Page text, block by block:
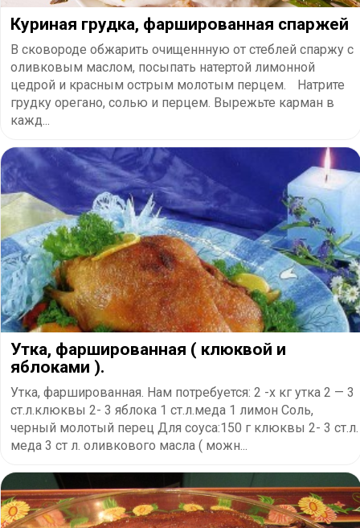
Куриная грудка, фаршированная спаржей
В сковороде обжарить очищеннную от стеблей спаржу с
оливковым маслом, посыпать натертой лимонной
цедрой и красным острым молотым перцем. Натрите
грудку орегано, солью и перцем. Вырежьте карман в
кажд...
Утка, фаршированная ( клюквой и
яблоками ).
Утка, фаршированная. Нам потребуется: 2 -х кг утка 2 — 3
ст.л.клюквы 2- 3 яблока 1 ст.л.меда 1 лимон Соль,
черный молотый перец Для соуса:150 г клюквы 2- 3 ст.л.
меда 3 ст л. оливкового масла ( можн...